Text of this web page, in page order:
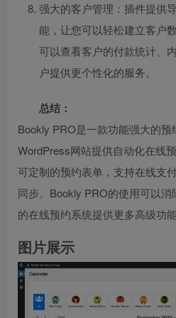
强大的客户管理：插件提供
能，让您可以轻松建立客户
可以查看客户的付款统计、
户提供更个性化的服务。
总结：
Bookly PRO是一款功能强大的
WordPress网站提供自动化在线
可定制的预约表单，支持在线支
同步。Bookly PRO的使用可以
的在线预约系统提供更多高级功能
图片展示